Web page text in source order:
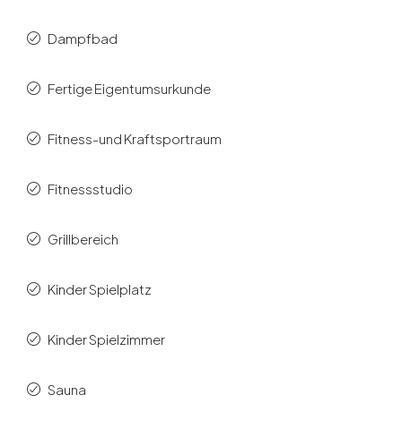
Dampfbad
Fertige Eigentumsurkunde
Fitness-und Kraftsportraum
Fitnessstudio
Grillbereich
Kinder Spielplatz
Kinder Spielzimmer
Sauna